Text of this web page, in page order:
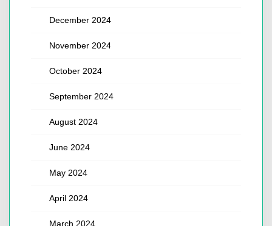
December 2024
November 2024
October 2024
September 2024
August 2024
June 2024
May 2024
April 2024
March 2024